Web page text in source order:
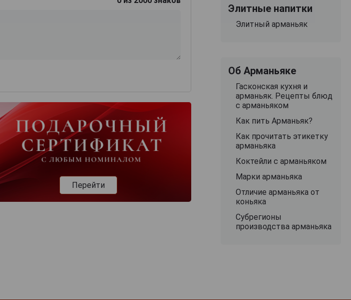
Перейти
Элитные напитки
Элитный арманьяк
Об Арманьяке
Гасконская кухня и
арманьяк. Рецепты блюд
с арманьяком
Как пить Арманьяк?
Как прочитать этикетку
арманьяка
Коктейли с арманьяком
Марки арманьяка
Отличие арманьяка от
коньяка
Субрегионы
производства арманьяка